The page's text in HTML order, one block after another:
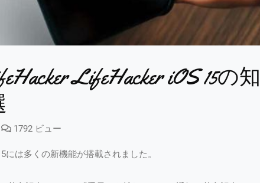
LifeHacker iOS 15の知
1792 ビュー
は多くの新機能が搭載されました。